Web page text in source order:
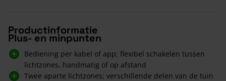
Productinformatie
Plus- en minpunten
Bediening per kabel of app; flexibel schakelen tussen
lichtzones, handmatig of op afstand
Twee aparte lichtzones; verschillende delen van de tuin